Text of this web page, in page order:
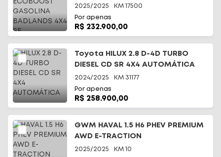
4X4 SE
2025/2025 KM 17500
Por apenas
R$ 232.900,00
Toyota HILUX 2.8 D-4D TURBO
DIESEL CD SR 4X4 AUTOMÁTICA
2024/2025 KM 31177
Por apenas
R$ 258.900,00
GWM HAVAL 1.5 H6 PHEV PREMIUM
AWD E-TRACTION
2025/2025 KM 10